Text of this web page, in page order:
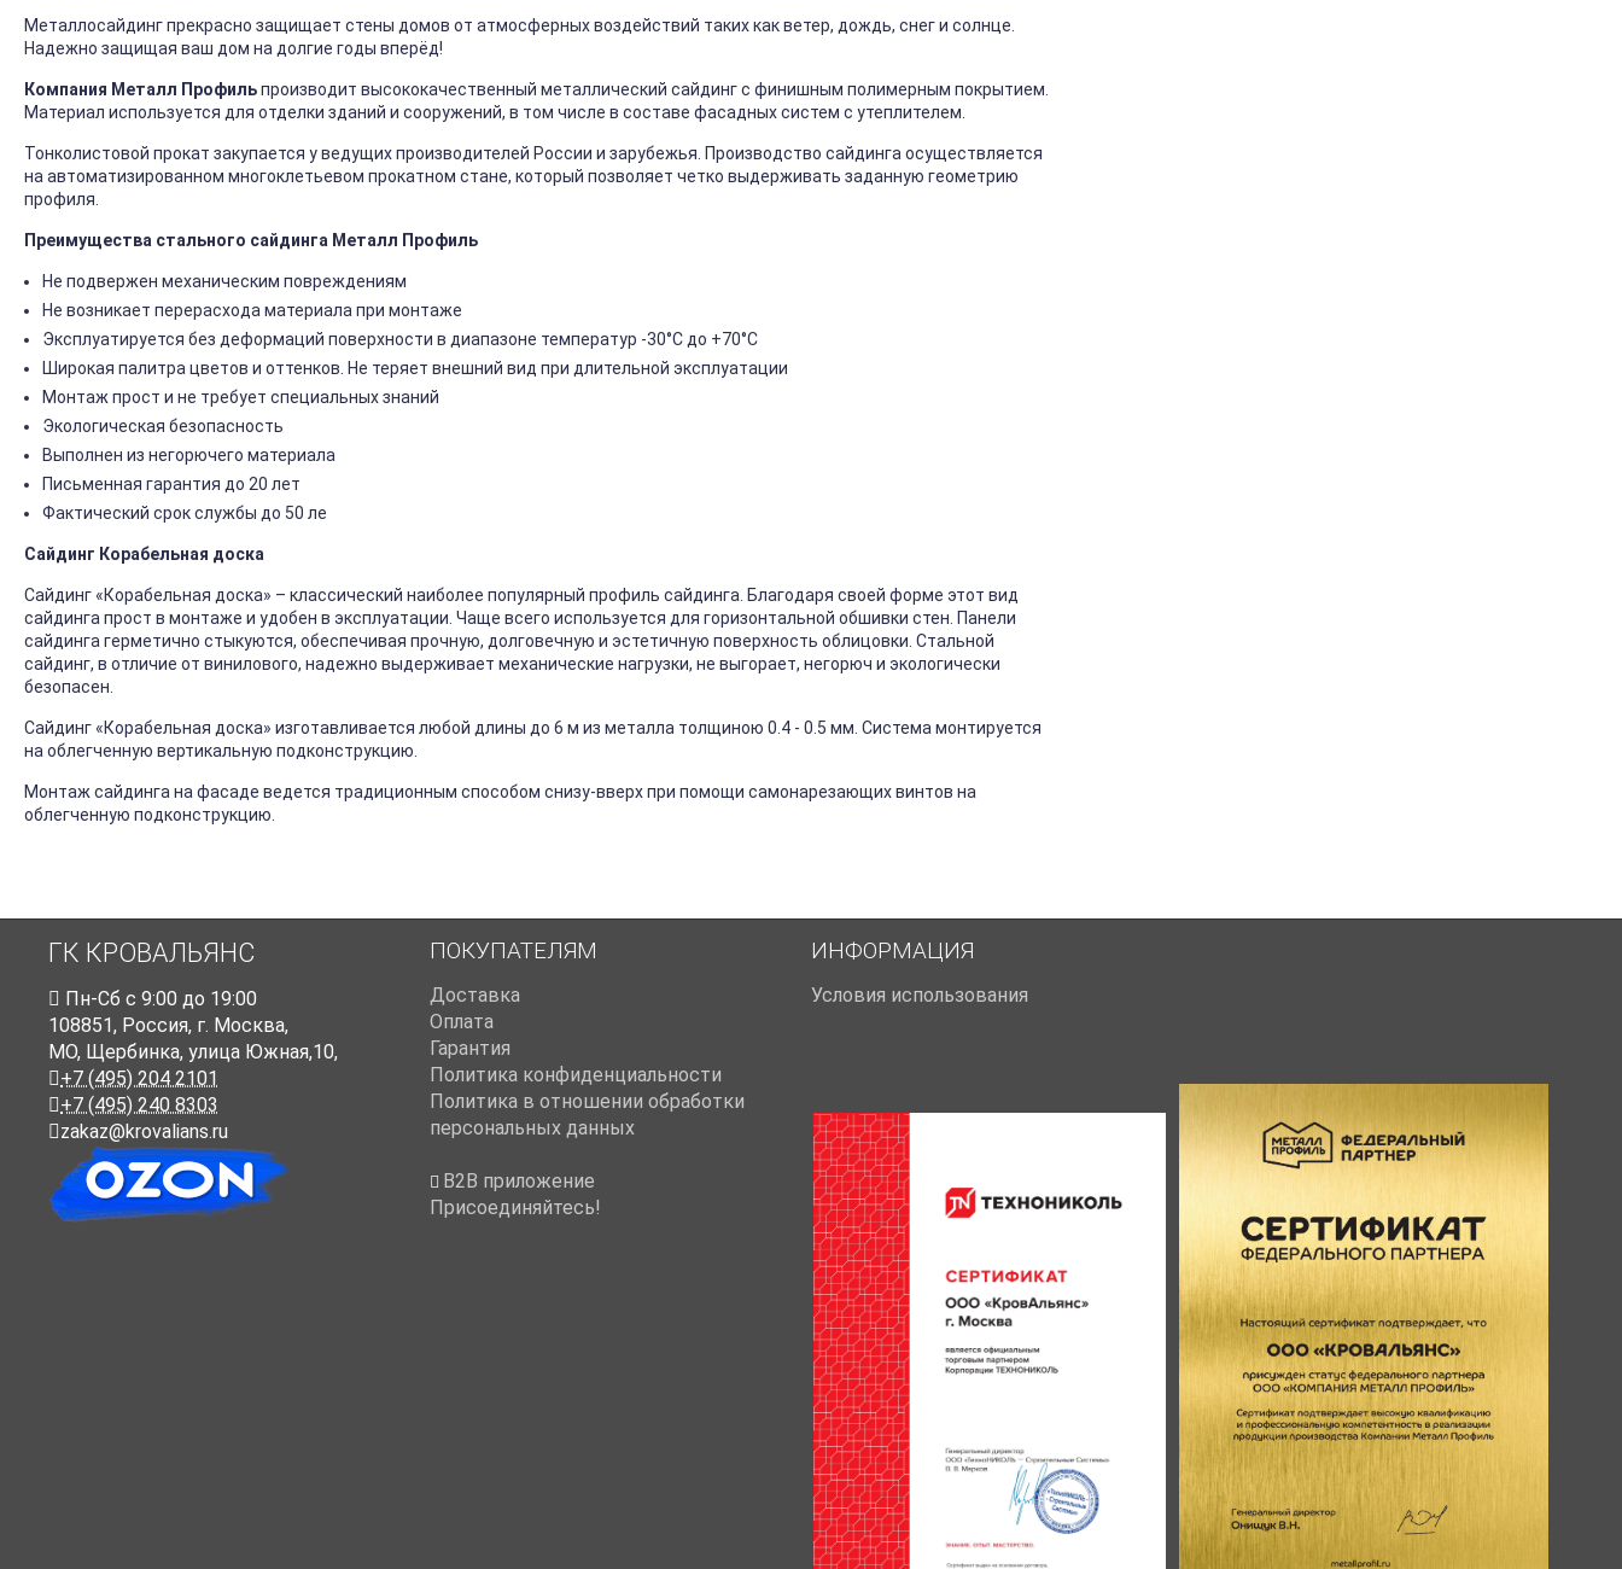
Металлосайдинг прекрасно защищает стены домов от атмосферных воздействий таких как ветер, дождь, снег и солнце.
Надежно защищая ваш дом на долгие годы вперёд!
Компания Металл Профильпроизводит высококачественный металлический сайдинг с финишным полимерным покрытием.
Материал используется для отделки зданий и сооружений, в том числе в составе фасадных систем с утеплителем.
Тонколистовой прокат закупается у ведущих производителей России и зарубежья. Производство сайдинга осуществляется
на автоматизированном многоклетьевом прокатном стане, который позволяет четко выдерживать заданную геометрию
профиля.
Преимущества стального сайдинга Металл Профиль
Не подвержен механическим повреждениям
Не возникает перерасхода материала при монтаже
Эксплуатируется без деформаций поверхности в диапазоне температур -30°C до +70°C
Широкая палитра цветов и оттенков. Не теряет внешний вид при длительной эксплуатации
Монтаж прост и не требует специальных знаний
Экологическая безопасность
Выполнен из негорючего материала
Письменная гарантия до 20 лет
Фактический срок службы до 50 ле
Сайдинг Корабельная доска
Сайдинг «Корабельная доска» – классический наиболее популярный профиль сайдинга. Благодаря своей форме этот вид
сайдинга прост в монтаже и удобен в эксплуатации. Чаще всего используется для горизонтальной обшивки стен. Панели
сайдинга герметично стыкуются, обеспечивая прочную, долговечную и эстетичную поверхность облицовки. Стальной
сайдинг, в отличие от винилового, надежно выдерживает механические нагрузки, не выгорает, негорюч и экологически
безопасен.
Сайдинг «Корабельная доска» изготавливается любой длины до 6 м из металла толщиною 0.4 - 0.5 мм. Система монтируется
на облегченную вертикальную подконструкцию.
Монтаж сайдинга на фасаде ведется традиционным способом снизу-вверх при помощи самонарезающих винтов на
облегченную подконструкцию.
ГК КРОВАЛЬЯНС
Пн-Cб с 9:00 до 19:00
108851, Россия, г. Москва,
МО, Щербинка, улица Южная,10,
+7 (495) 204 2101
+7 (495) 240 8303
zakaz@krovalians.ru
ПОКУПАТЕЛЯМ
Доставка
Оплата
Гарантия
Политика конфиденциальности
Политика в отношении обработки
персональных данных
B2B приложение
Присоединяйтесь!
ИНФОРМАЦИЯ
Условия использования